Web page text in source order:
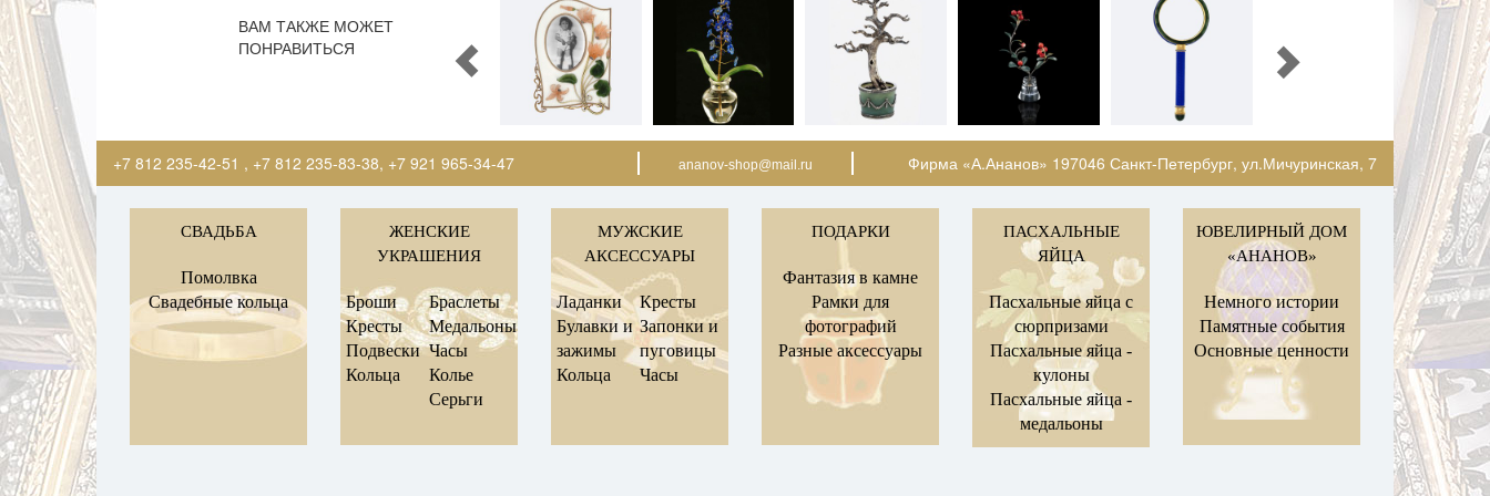
ВАМ ТАКЖЕ МОЖЕТ
ПОНРАВИТЬСЯ
+7 812 235-42-51 , +7 812 235-83-38, +7 921 965-34-47 ananov-shop@mail.ru Фирма «А.Ананов» 197046 Санкт-Петербург, ул.Мичуринская, 7
СВАДЬБА
Помолвка
Свадебные кольца
ЖЕНСКИЕ
УКРАШЕНИЯ
Браслеты
Броши
Медальоны
Кресты
Часы
Подвески
Колье
Кольца
Серьги
МУЖСКИЕ
АКСЕССУАРЫ
Кресты
Ладанки
Запонки и
пуговицы
Булавки и
зажимы
Часы
Кольца
ПОДАРКИ
Фантазия в камне
Рамки для
фотографий
Разные аксессуары
ПАСХАЛЬНЫЕ
ЯЙЦА
Пасхальные яйца с
сюрпризами
Пасхальные яйца -
кулоны
Пасхальные яйца -
медальоны
ЮВЕЛИРНЫЙ ДОМ
«АНАНОВ»
Немного истории
Памятные события
Основные ценности